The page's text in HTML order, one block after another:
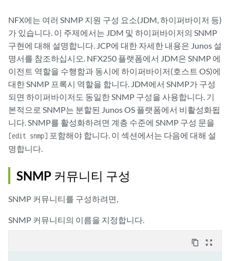
NFX에는 여러 SNMP 지원 구성 요소(JDM, 하이퍼바이저 등)
가 있습니다. 이 주제에서는 JDM 및 하이퍼바이저의 SNMP
구현에 대해 설명합니다. JCP에 대한 자세한 내용은 Junos 설
명서를 참조하십시오. NFX250 플랫폼에서 JDM은 SNMP 에
이전트 역할을 수행함과 동시에 하이퍼바이저(호스트 OS)에
대한 SNMP 프록시 역할을 합니다. JDM에서 SNMP가 구성
되면 하이퍼바이저도 동일한 SNMP 구성을 사용합니다. 기
본적으로 SNMP는 분할된 Junos OS 플랫폼에서 비활성화됩
니다. SNMP를 활성화하려면 계층 수준에 SNMP 구성 문을
[edit snmp] 포함해야 합니다. 이 섹션에서는 다음에 대해 설
명합니다.
SNMP 커뮤니티 구성
SNMP 커뮤니티를 구성하려면,
SNMP 커뮤니티의 이름을 지정합니다.
content_copy zoom_out_map